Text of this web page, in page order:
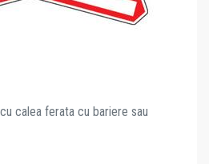
calea ferata cu bariere sau